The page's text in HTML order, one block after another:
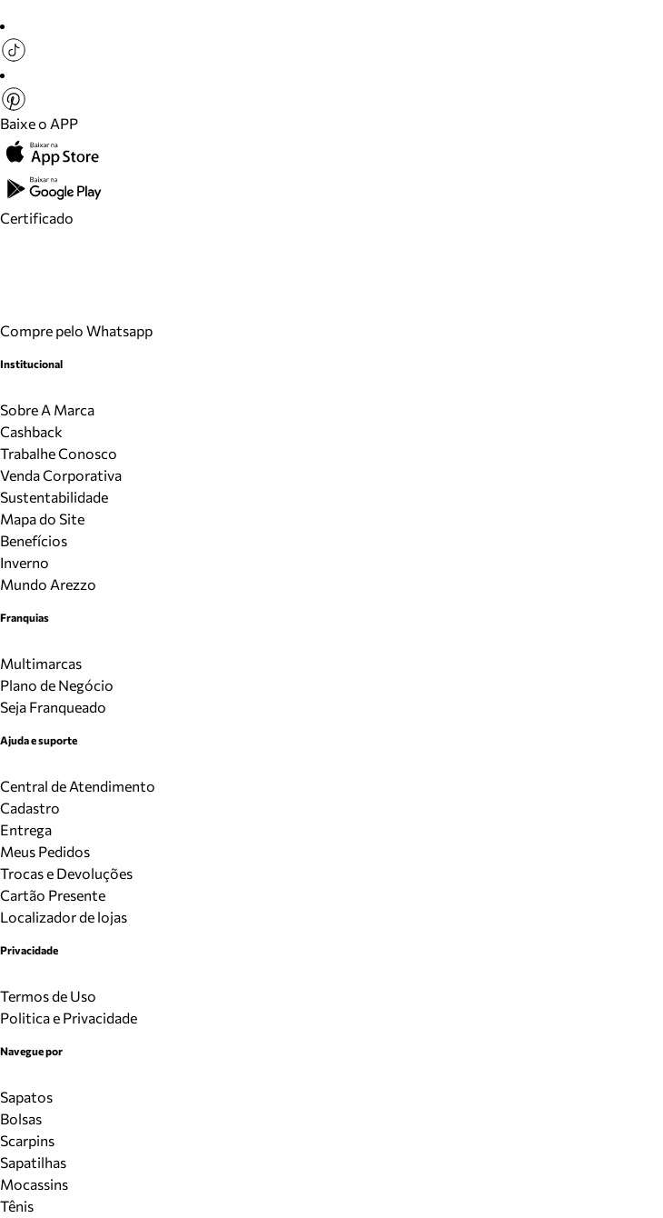
Baixe o APP
Certificado
Compre pelo Whatsapp
Institucional
Sobre A Marca
Cashback
Trabalhe Conosco
Venda Corporativa
Sustentabilidade
Mapa do Site
Benefícios
Inverno
Mundo Arezzo
Franquias
Multimarcas
Plano de Negócio
Seja Franqueado
Ajuda e suporte
Central de Atendimento
Cadastro
Entrega
Meus Pedidos
Trocas e Devoluções
Cartão Presente
Localizador de lojas
Privacidade
Termos de Uso
Politica e Privacidade
Navegue por
Sapatos
Bolsas
Scarpins
Sapatilhas
Mocassins
Tênis